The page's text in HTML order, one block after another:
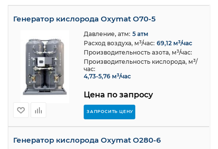
Генератор кислорода Oxymat O70-5
Цена по запросу
ЗАПРОСИТЬ ЦЕНУ
Давление, атм: 5 атм
Расход воздуха, м³/час: 69,12 м³/час
Производительность азота, м³/час:
Производительность кислорода, м³/
час:
4,73-5,76 м³/час
Генератор кислорода Oxymat O280-6